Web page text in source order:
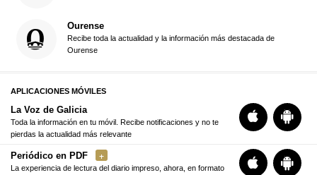
Ourense
Recibe toda la actualidad y la información más destacada de
Ourense
APLICACIONES MÓVILES
La Voz de Galicia
Toda la información en tu móvil. Recibe notificaciones y no te
pierdas la actualidad más relevante
Periódico en PDF
La experiencia de lectura del diario impreso, ahora, en formato